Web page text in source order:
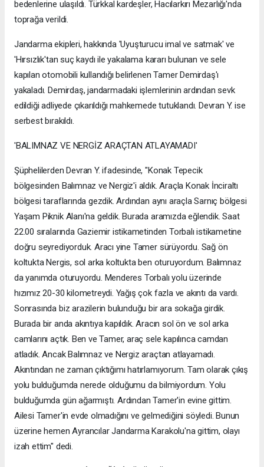
bedenlerine ulaşıldı. Türkkal kardeşler, Hacılarkırı Mezarlığı'nda
toprağa verildi.
Jandarma ekipleri, hakkında 'Uyuşturucu imal ve satmak' ve
'Hırsızlık'tan suç kaydı ile yakalama kararı bulunan ve sele
kapılan otomobili kullandığı belirlenen Tamer Demirdaş'ı
yakaladı. Demirdaş, jandarmadaki işlemlerinin ardından sevk
edildiği adliyede çıkarıldığı mahkemede tutuklandı. Devran Y. ise
serbest bırakıldı.
'BALIMNAZ VE NERGİZ ARAÇTAN ATLAYAMADI'
Şüphelilerden Devran Y. ifadesinde, "Konak Tepecik
bölgesinden Balımnaz ve Nergiz'i aldık. Araçla Konak İnciraltı
bölgesi taraflarında gezdik. Ardından aynı araçla Sarnıç bölgesi
Yaşam Piknik Alanı'na geldik. Burada aramızda eğlendik. Saat
22.00 sıralarında Gaziemir istikametinden Torbalı istikametine
doğru seyrediyorduk. Aracı yine Tamer sürüyordu. Sağ ön
koltukta Nergis, sol arka koltukta ben oturuyordum. Balımnaz
da yanımda oturuyordu. Menderes Torbalı yolu üzerinde
hızımız 20-30 kilometreydi. Yağış çok fazla ve akıntı da vardı.
Sonrasında biz arazilerin bulunduğu bir ara sokağa girdik.
Burada bir anda akıntıya kapıldık. Aracın sol ön ve sol arka
camlarını açtık. Ben ve Tamer, araç sele kapılınca camdan
atladık. Ancak Balımnaz ve Nergiz araçtan atlayamadı.
Akıntından ne zaman çıktığımı hatırlamıyorum. Tam olarak çıkış
yolu bulduğumda nerede olduğumu da bilmiyordum. Yolu
bulduğumda gün ağarmıştı. Ardından Tamer'in evine gittim.
Ailesi Tamer'in evde olmadığını ve gelmediğini söyledi. Bunun
üzerine hemen Ayrancılar Jandarma Karakolu'na gittim, olayı
izah ettim" dedi.